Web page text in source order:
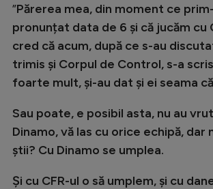
”Părerea mea, din moment ce
pronunțat data de 6 și că jucăm cu
cred că acum, după ce s-au
trimis și Corpul de Control, s-a
foarte mult, și-au dat și ei seama
Sau poate, e posibil asta, nu au
Dinamo, vă las cu orice echipă, dar
știi? Cu Dinamo se umplea.
Și cu CFR-ul o să umplem, și cu